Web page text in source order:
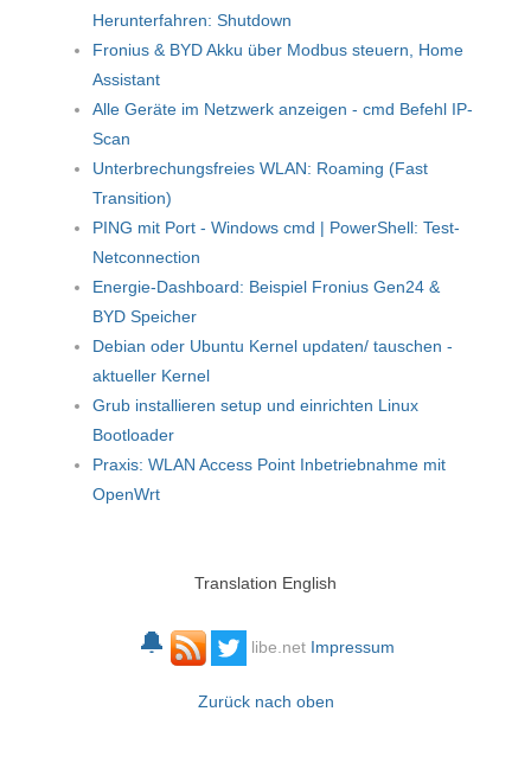
Herunterfahren: Shutdown
Fronius & BYD Akku über Modbus steuern, Home
Assistant
Alle Geräte im Netzwerk anzeigen - cmd Befehl IP-
Scan
Unterbrechungsfreies WLAN: Roaming (Fast
Transition)
PING mit Port - Windows cmd | PowerShell: Test-
Netconnection
Energie-Dashboard: Beispiel Fronius Gen24 &
BYD Speicher
Debian oder Ubuntu Kernel updaten/ tauschen -
aktueller Kernel
Grub installieren setup und einrichten Linux
Bootloader
Praxis: WLAN Access Point Inbetriebnahme mit
OpenWrt
Translation English
🔔 libe.net Impressum
Zurück nach oben